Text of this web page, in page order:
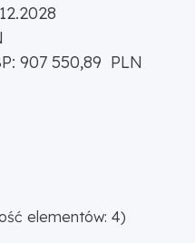
907 550,89 PLN
elementów: 4)